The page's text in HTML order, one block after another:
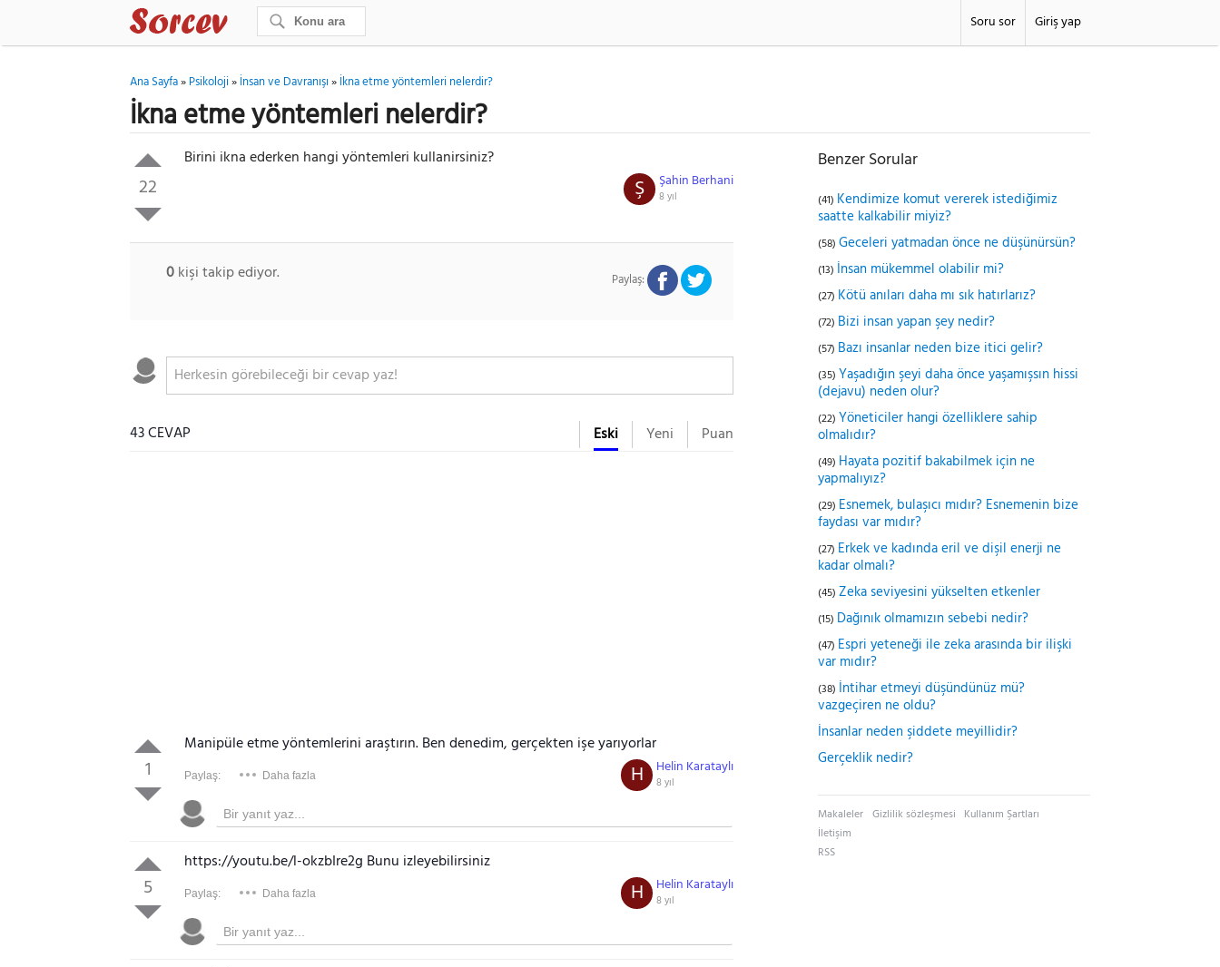
Giriş yap
Soru sor
Ana Sayfa»Psikoloji»İnsan ve Davranışı»İkna etme yöntemleri nelerdir?
İkna etme yöntemleri nelerdir?
22
Birini ikna ederken hangi yöntemleri kullanirsiniz?
Şahin Berhani
8 yıl
Ş
0kişi takip ediyor. Paylaş:
43 CEVAP Eski Yeni Puan
1
Manipüle etme yöntemlerini araştırın. Ben denedim, gerçekten işe yarıyorlar
Paylaş: Daha fazla Helin Karataylı
8 yıl
H
5
https://youtu.be/l-okzbIre2g Bunu izleyebilirsiniz
Paylaş: Daha fazla Helin Karataylı
8 yıl
H
Benzer Sorular
(41) Kendimize komut vererek istediğimiz
saatte kalkabilir miyiz?
(58) Geceleri yatmadan önce ne düşünürsün?
(13) İnsan mükemmel olabilir mi?
(27) Kötü anıları daha mı sık hatırlarız?
(72) Bizi insan yapan şey nedir?
(57) Bazı insanlar neden bize itici gelir?
(35) Yaşadığın şeyi daha önce yaşamışsın hissi
(dejavu) neden olur?
(22) Yöneticiler hangi özelliklere sahip
olmalıdır?
(49) Hayata pozitif bakabilmek için ne
yapmalıyız?
(29) Esnemek, bulaşıcı mıdır? Esnemenin bize
faydası var mıdır?
(27) Erkek ve kadında eril ve dişil enerji ne
kadar olmalı?
(45) Zeka seviyesini yükselten etkenler
(15) Dağınık olmamızın sebebi nedir?
(47) Espri yeteneği ile zeka arasında bir ilişki
var mıdır?
(38) İntihar etmeyi düşündünüz mü?
vazgeçiren ne oldu?
İnsanlar neden şiddete meyillidir?
Gerçeklik nedir?
Makaleler Gizlilik sözleşmesi Kullanım Şartları
İletişim
RSS